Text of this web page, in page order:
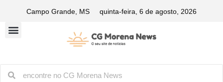
Campo Grande, MS quinta-feira, 6 de agosto, 2026